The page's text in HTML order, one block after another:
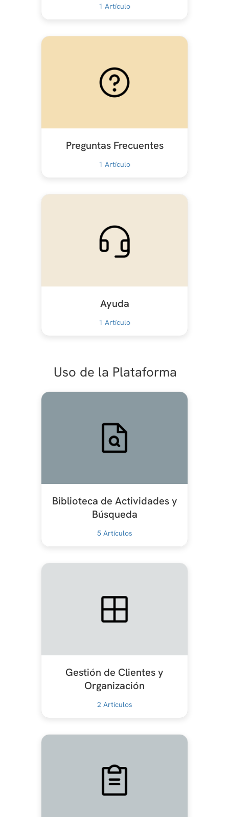
1 Artículo
Preguntas Frecuentes
1 Artículo
Ayuda
1 Artículo
Uso de la Plataforma
Biblioteca de Actividades y
Búsqueda
5Artículos
Gestión de Clientes y
Organización
2Artículos